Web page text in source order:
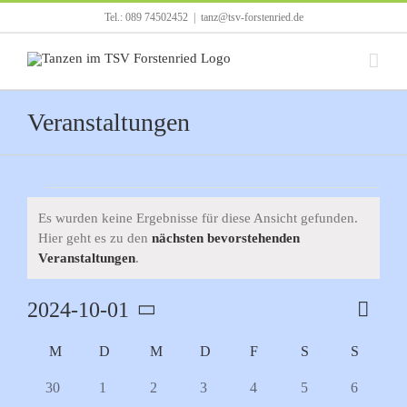
Inhalt
springen
Tel.: 089 74502452 tanz@tsv-forstenried.de
Veranstaltungen
Veranstaltungen
Hinweis
Es wurden keine Ergebnisse für diese Ansicht gefunden.
Hier geht es zu den nächsten bevorstehenden
Veranstaltungen.
Monat
2024-10-01
wählen.
Kalender
MMONTAG
D DIENSTAG
MMITTWOCH
D DONNERSTAG
F FREITAG
S SAMSTAG
S
0
30
01
0
2
0
3
0
4
0
5
0
6